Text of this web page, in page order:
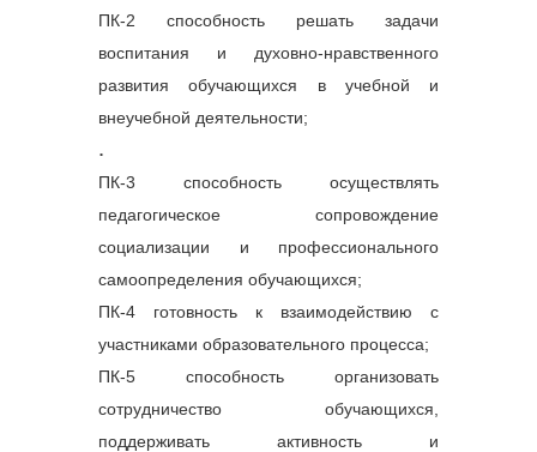
ПК-2 способность решать задачи
воспитания и духовно-нравственного
развития обучающихся в учебной и
внеучебной деятельности;
.
ПК-3 способность осуществлять
педагогическое сопровождение
социализации и профессионального
самоопределения обучающихся;
ПК-4 готовность к взаимодействию с
участниками образовательного процесса;
ПК-5 способность организовать
сотрудничество обучающихся,
поддерживать активность и